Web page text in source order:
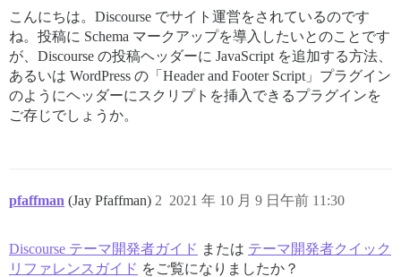
こんにちは。Discourse でサイト運営をされているのです
ね。投稿に Schema マークアップを導入したいとのことです
が、Discourse の投稿ヘッダーに JavaScript を追加する方法、
あるいは WordPress の「Header and Footer Script」プラグイン
のようにヘッダーにスクリプトを挿入できるプラグインを
ご存じでしょうか。
pfaffman (Jay Pfaffman) 2021 年 10 月 9 日午前 11:30
2
Discourse テーマ開発者ガイド または テーマ開発者クイック
リファレンスガイド をご覧になりましたか？